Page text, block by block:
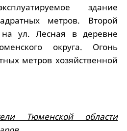
здание
метров. Второй
ул. Лесная в деревне
округа. Огонь
метров хозяйственной
Тюменской области